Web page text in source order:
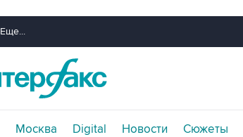
Еще...
Москва Digital Новости Сюжеты